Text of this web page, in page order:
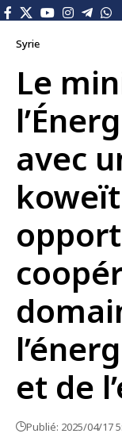
Syrie
Le
avec
et de
Publié: 2025/04/17